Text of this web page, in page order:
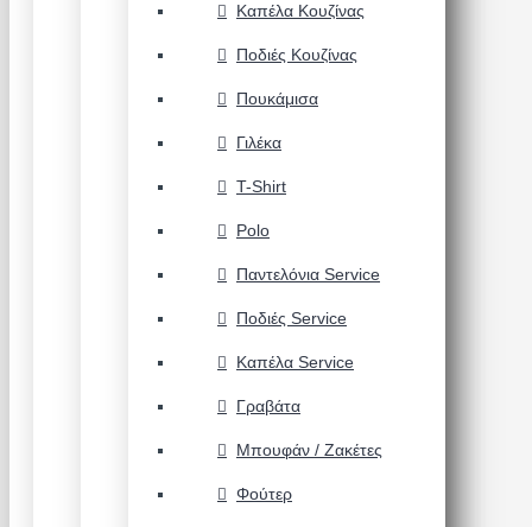
Καπέλα Κουζίνας
Ποδιές Κουζίνας
Πουκάμισα
Γιλέκα
T-Shirt
Polo
Παντελόνια Service
Ποδιές Service
Καπέλα Service
Γραβάτα
Μπουφάν / Ζακέτες
Φούτερ